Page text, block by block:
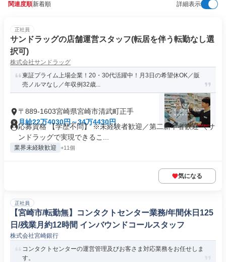
関連度順新着順 詳細表示
正社員
サンドラッグの店舗運営スタッフ(転居を伴う転勤なし選
択可)
株式会社サンドラッグ
東証プライム上場企業！20・30代活躍中！月3日の希望休OK／販
売ノルマなし／年収例32歳...
〒889-1603宮崎県宮崎市清武町正手
月給22万4030円～34万4430円
応募資格 【学歴不問】 ※未経験者歓迎／第二新卒者歓迎 ＼サ
ンドラッグで実現できるこ...
業界未経験歓迎 +11個
気になる
正社員
【宮崎市/転勤無】コンタクトセンター業務/年間休日125
日/残業月約12時間 インバウンドコールスタッフ
株式会社宮崎銀行
コンタクトセンターの運営管理及びお客さま対応業務をお任せしま
す。